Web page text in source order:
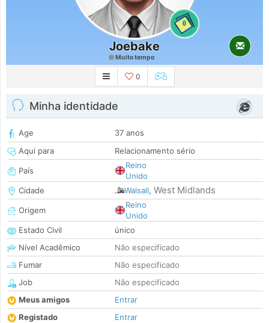
0
Joebake
Muito tempo
0
Minha identidade
Age
37 anos
Aqui para
Relacionamento sério
País
Reino
Unido
Cidade
Walsall, West Midlands
Origem
Reino
Unido
Estado Civil
único
Nível Acadêmico
Não especificado
Fumar
Não especificado
Job
Não especificado
Meus amigos
Entrar
Registado
Entrar